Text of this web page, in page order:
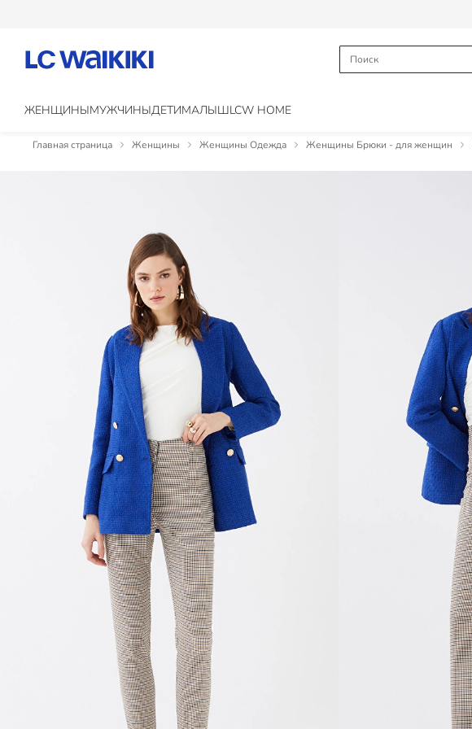
ЖЕНЩИНЫМУЖЧИНЫДЕТИМАЛЫШLCW HOME
Главная страница Женщины Женщины Одежда Женщины Брюки - для женщин